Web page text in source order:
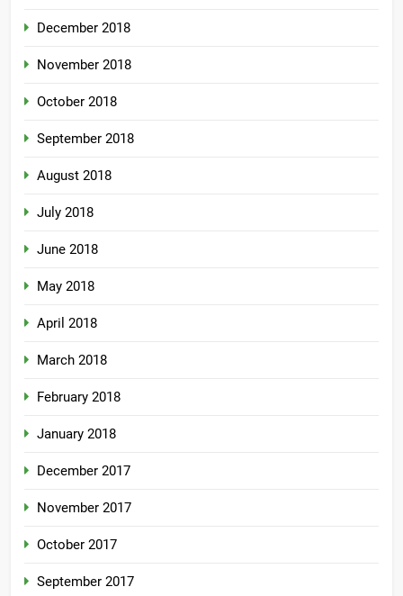
December 2018
November 2018
October 2018
September 2018
August 2018
July 2018
June 2018
May 2018
April 2018
March 2018
February 2018
January 2018
December 2017
November 2017
October 2017
September 2017